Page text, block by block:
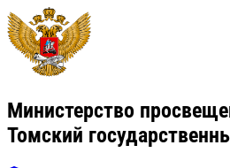
Министерство
Томский